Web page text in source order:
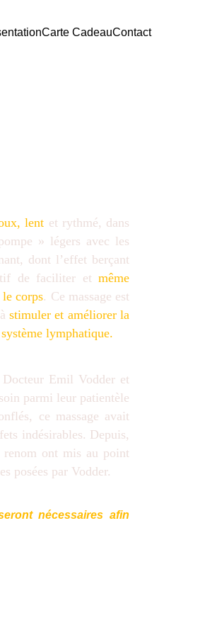
Carte CadeauContact
lent et rythmé, dans
» légers avec les
dont l’effet berçant
de faciliter etmême
corps. Ce massage est
àstimuler et améliorer la
lymphatique.
Docteur Emil Vodder et
parmi leur patientèle
ce massage avait
indésirables. Depuis,
renom ont mis au point
posées par Vodder.
nécessaires afin